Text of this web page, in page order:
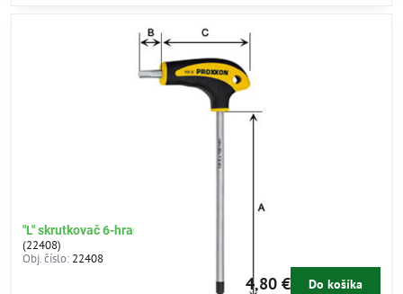
"L" skrutkovač 6-hran 4mm
(22408)
Obj. číslo: 22408
4,80 € Do košíka